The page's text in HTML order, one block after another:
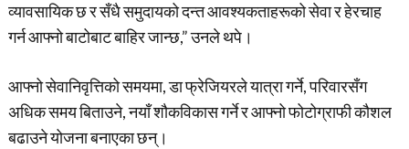
व्यावसायिक छ र सँधै समुदायको दन्त आवश्यकताहरूको सेवा र हेरचाह
गर्न आफ्नो बाटोबाट बाहिर जान्छ,” उनले थपे।
आफ्नो सेवानिवृत्तिको समयमा, डा फ्रेजियरले यात्रा गर्ने, परिवारसँग
अधिक समय बिताउने, नयाँ शौकविकास गर्ने र आफ्नो फोटोग्राफी कौशल
बढाउने योजना बनाएका छन्।